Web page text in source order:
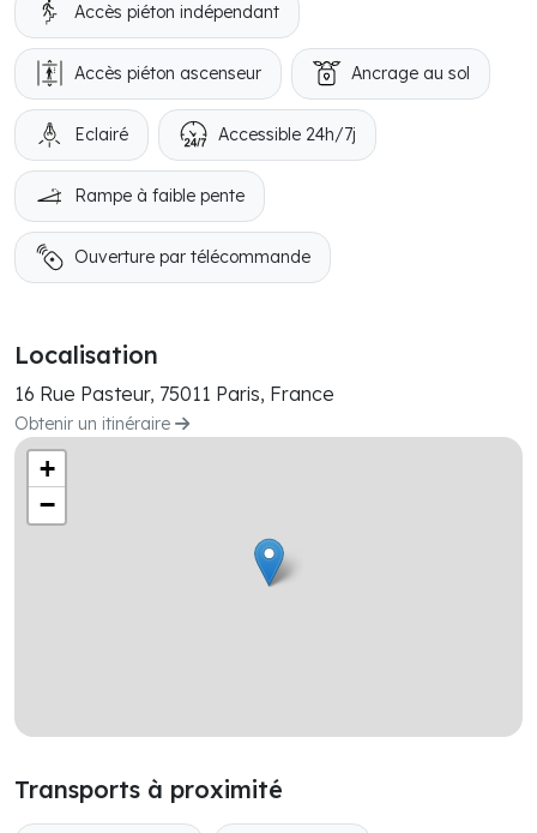
Accès piéton indépendant
Accès piéton ascenseur Ancrage au sol
Eclairé Accessible 24h/7j
Rampe à faible pente
Ouverture par télécommande
Localisation
16 Rue Pasteur, 75011 Paris, France
Obtenir un itinéraire
+
−
Transports à proximité